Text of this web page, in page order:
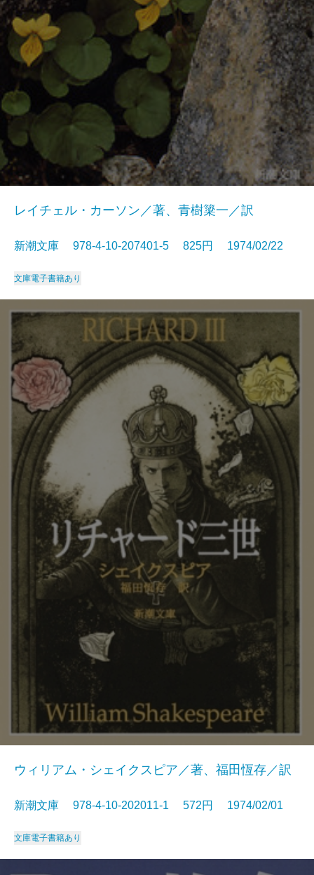
レイチェル・カーソン／著、青樹簗一／訳
新潮文庫 978-4-10-207401-5 825円 1974/02/22
文庫電子書籍あり
ウィリアム・シェイクスピア／著、福田恆存／訳
新潮文庫 978-4-10-202011-1 572円 1974/02/01
文庫電子書籍あり